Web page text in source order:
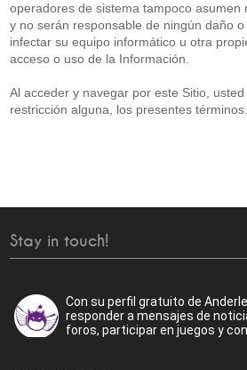
operadores de sistema tampoco asumen
y no serán responsable de ningún daño
infectar su equipo informático u otra
acceso o uso de la Información.
Al acceder y navegar por este Sitio,
restricción alguna, los presentes términos.
Stay in touch!
Con su perfil gratuito de
responder a mensajes de
foros, participar en juegos y